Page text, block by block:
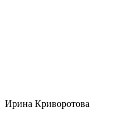
Ирина Криворотова